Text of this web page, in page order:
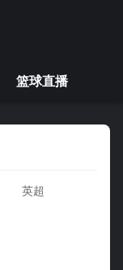
篮球直播
英超